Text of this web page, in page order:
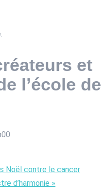
et
l’école de
Noël contre le cancer
d’harmonie »